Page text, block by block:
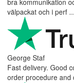
bra kommunikation
välpackat och i perf ...
George Staf
Fast delivery. Good
order procedure and